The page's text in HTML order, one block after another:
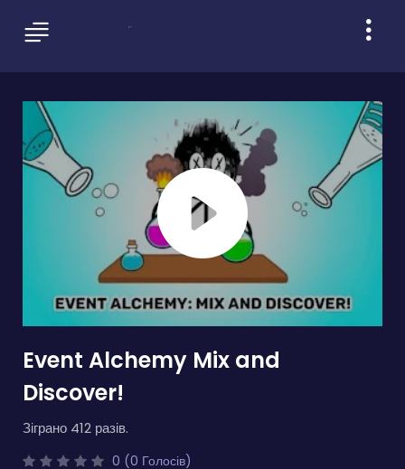
Event Alchemy Mix and
Discover!
Зіграно 412 разів.
0 (0 Голосів)